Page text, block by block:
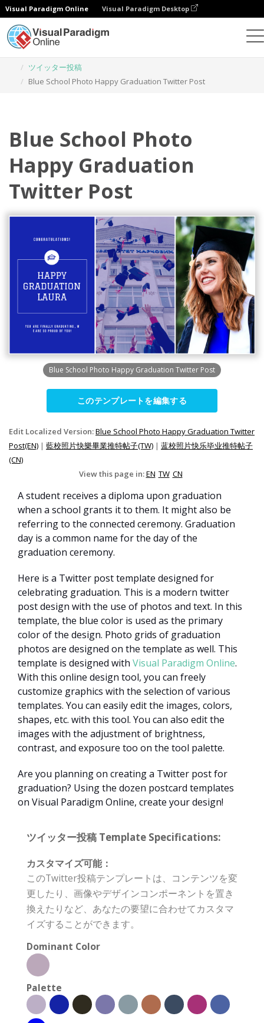
Visual Paradigm Online Visual Paradigm Desktop
ツイッター投稿
Blue School Photo Happy Graduation Twitter Post
Blue School Photo
Happy Graduation
Twitter Post
Blue School Photo Happy Graduation Twitter Post
このテンプレートを編集する
Edit Localized Version:Blue School Photo Happy Graduation Twitter
Post(EN) | 藍校照片快樂畢業推特帖子(TW) | 蓝校照片快乐毕业推特帖子
(CN)
View this page in:EN TW CN
A student receives a diploma upon graduation
when a school grants it to them. It might also be
referring to the connected ceremony. Graduation
day is a common name for the day of the
graduation ceremony.
Here is a Twitter post template designed for
celebrating graduation. This is a modern twitter
post design with the use of photos and text. In this
template, the blue color is used as the primary
color of the design. Photo grids of graduation
photos are designed on the template as well. This
template is designed with Visual Paradigm Online.
With this online design tool, you can freely
customize graphics with the selection of various
templates. You can easily edit the images, colors,
shapes, etc. with this tool. You can also edit the
images with the adjustment of brightness,
contrast, and exposure too on the tool palette.
Are you planning on creating a Twitter post for
graduation? Using the dozen postcard templates
on Visual Paradigm Online, create your design!
ツイッター投稿 Template Specifications:
カスタマイズ可能：
このTwitter投稿テンプレートは、コンテンツを変
更したり、画像やデザインコンポーネントを置き
換えたりなど、あなたの要望に合わせてカスタマ
イズすることができます。
Dominant Color
Palette